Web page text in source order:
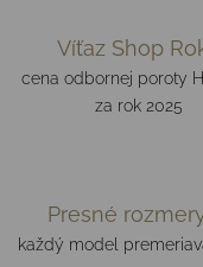
Víťaz Shop
cena odbornej poroty
za rok 2025
Presné
každý model